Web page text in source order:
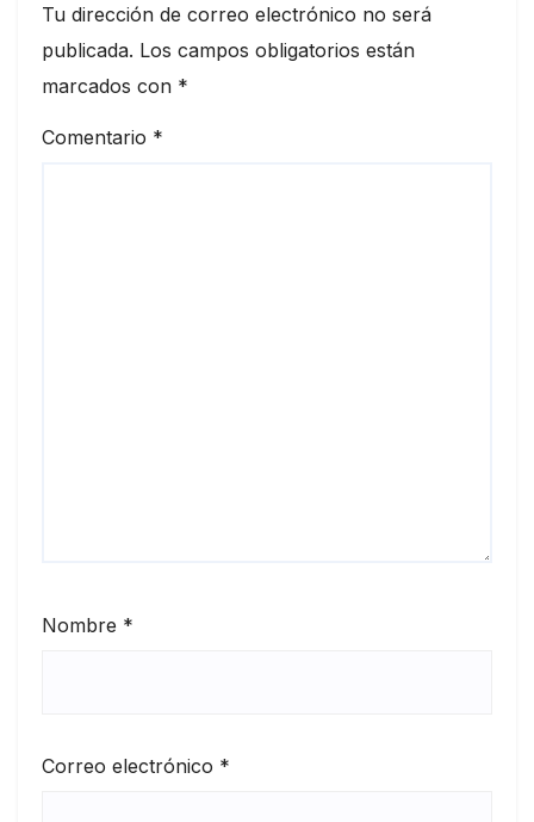
Tu dirección de correo electrónico no será
publicada. Los campos obligatorios están
marcados con *
Comentario *
Nombre *
Correo electrónico *